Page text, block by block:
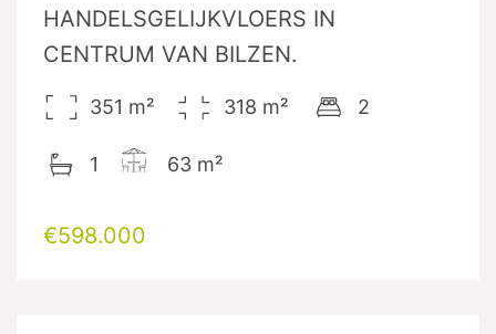
HANDELSGELIJKVLOERS IN
CENTRUM VAN BILZEN.
351 m² 318 m² 2
1 63 m²
€598.000